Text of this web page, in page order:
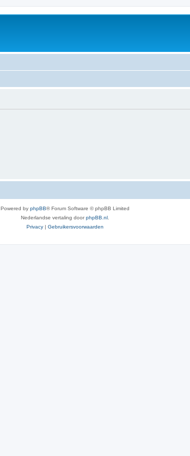
Powered by phpBB® Forum Software © phpBB Limited
Nederlandse vertaling doorphpBB.nl
Privacy | Gebruikersvoorwaarden